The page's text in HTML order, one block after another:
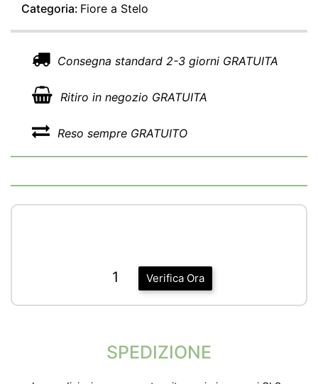
Categoria: Fiore a Stelo
Consegna standard 2-3 giorni GRATUITA
Ritiro in negozio GRATUITA
Reso sempre GRATUITO
Verifica Ora
1
SPEDIZIONE